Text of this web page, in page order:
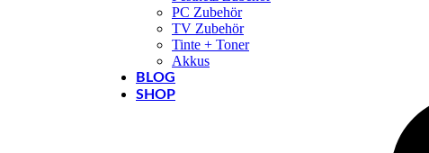
PC Zubehör
TV Zubehör
Tinte + Toner
Akkus
BLOG
SHOP